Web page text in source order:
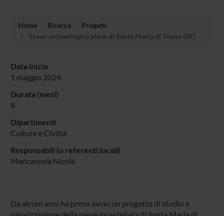
Home Ricerca
Progetti
Scavo archeologico pieve di Santa Maria di Toano (RE)
Data inizio
1 maggio 2024
Durata (mesi)
8
Dipartimenti
Culture e Civiltà
Responsabili (o referenti locali)
Mancassola Nicola
Da alcuni anni ha preso avvio un progetto di studio e